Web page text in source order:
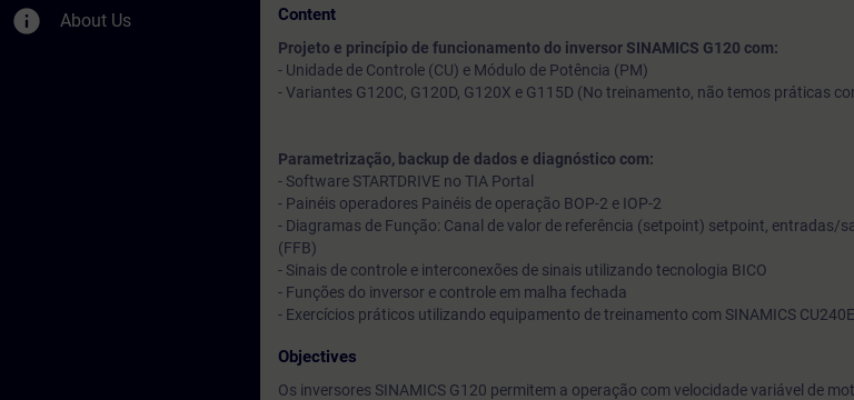
info About Us Content
Projeto e princípio de funcionamento do inversor SINAMICS G120 com:
- Unidade de Controle (CU) e Módulo de Potência (PM)
- Variantes G120C, G120D, G120X e G115D (No treinamento, não temos práticas
Parametrização, backup de dados e diagnóstico com:
- Software STARTDRIVE no TIA Portal
- Painéis operadores Painéis de operação BOP-2 e IOP-2
- Diagramas de Função: Canal de valor de referência (setpoint) setpoint, entradas/
(FFB)
- Sinais de controle e interconexões de sinais utilizando tecnologia BICO
- Funções do inversor e controle em malha fechada
- Exercícios práticos utilizando equipamento de treinamento com SINAMICS
Objectives
Os inversores SINAMICS G120 permitem a operação com velocidade variável de